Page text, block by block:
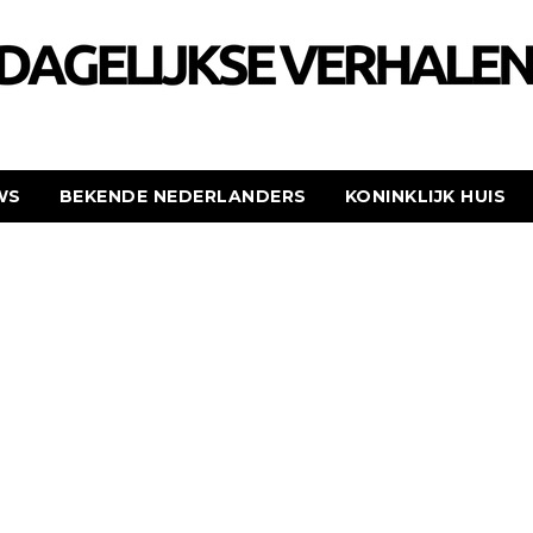
BEKENDE NEDERLANDERS KONINKLIJK HUIS